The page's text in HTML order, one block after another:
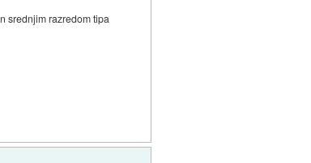
srednjim razredom tipa